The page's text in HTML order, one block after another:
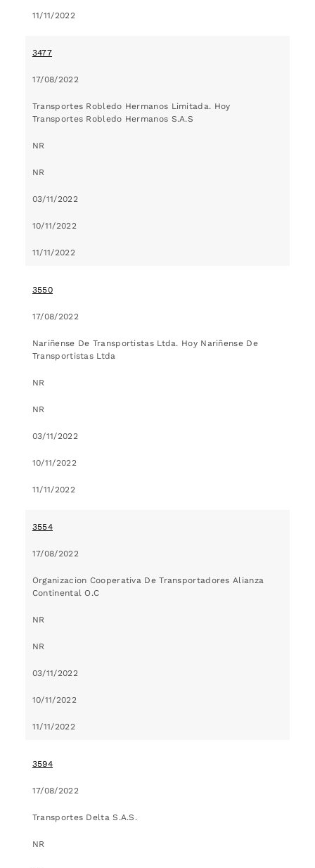
11/11/2022
3477
17/08/2022
Transportes Robledo Hermanos Limitada. Hoy
Transportes Robledo Hermanos S.A.S
NR
NR
03/11/2022
10/11/2022
11/11/2022
3550
17/08/2022
Nariñense De Transportistas Ltda. Hoy Nariñense De
Transportistas Ltda
NR
NR
03/11/2022
10/11/2022
11/11/2022
3554
17/08/2022
Organizacion Cooperativa De Transportadores Alianza
Continental O.C
NR
NR
03/11/2022
10/11/2022
11/11/2022
3594
17/08/2022
Transportes Delta S.A.S.
NR